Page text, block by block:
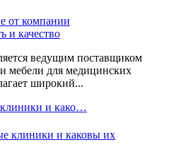
ведущим поставщиком
мебели для медицинских
широкий...
и како…